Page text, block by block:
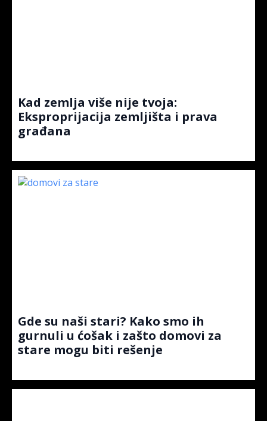
Kad zemlja više nije tvoja:
Eksproprijacija zemljišta i prava
građana
Gde su naši stari? Kako smo ih
gurnuli u ćošak i zašto domovi za
stare mogu biti rešenje